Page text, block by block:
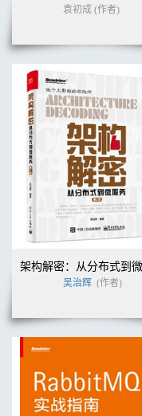
袁初成 (作者)
吴治辉 (作者)